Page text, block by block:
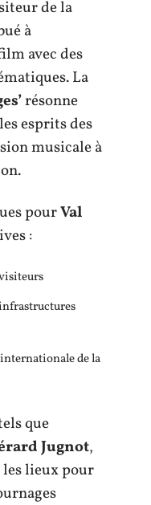
de la
à
avec des
La
résonne
esprits des
musicale à
pourVal
:
de la
que
Jugnot,
les lieux pour